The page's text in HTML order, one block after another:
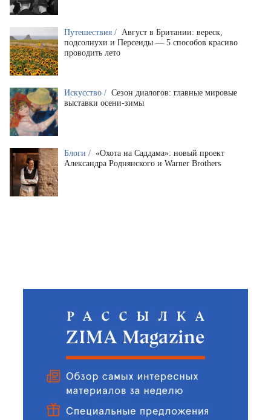
Путешествия / Август в Британии: вереск,
подсолнухи и Персеиды — 5 способов красиво
проводить лето
Искусство / Сезон диалогов: главные мировые
выставки осени-зимы
Блоги / «Охота на Саддама»: новый проект
Александра Роднянского и Warner Brothers